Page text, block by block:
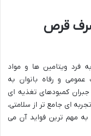
قرص
فرد ویتامین ها و مواد
و رفاه بانوان به
کمبودهای تغذیه ای
ای جامع تر از سلامتی،
به مهم ترین فواید آن می